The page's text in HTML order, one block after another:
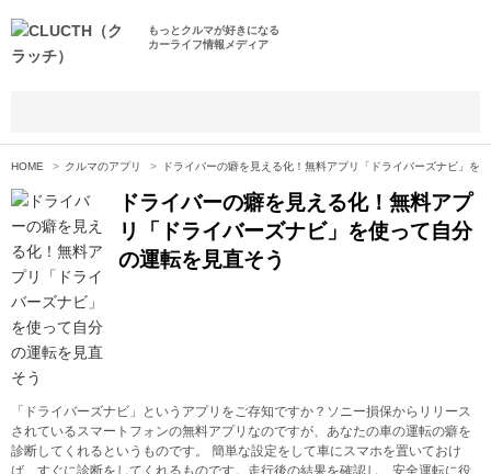
もっとクルマが好きになる
カーライフ情報メディア
HOME クルマのアプリ ドライバーの癖を見える化！無料アプリ「ドライバーズナビ」を
ドライバーの癖を見える化！無料アプ
リ「ドライバーズナビ」を使って自分
の運転を見直そう
「ドライバーズナビ」というアプリをご存知ですか？ソニー損保からリリース
されているスマートフォンの無料アプリなのですが、あなたの車の運転の癖を
診断してくれるというものです。 簡単な設定をして車にスマホを置いておけ
ば、すぐに診断をしてくれるものです。走行後の結果を確認し、安全運転に役